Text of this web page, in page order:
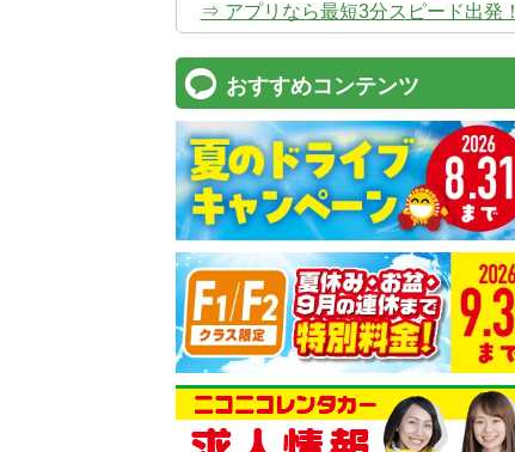
⇒ アプリなら最短3分スピード出発！
おすすめコンテンツ